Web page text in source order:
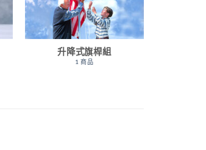
升降式旗桿組
1 商品